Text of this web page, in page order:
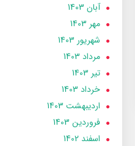
آبان 1403
مهر 1403
شهریور 1403
مرداد 1403
تير 1403
خرداد 1403
ارديبهشت 1403
فروردین 1403
اسفند 1402